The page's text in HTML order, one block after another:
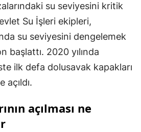
su seviyesini kritik
Su İşleri ekipleri,
su seviyesini dengelemek
başlattı. 2020 yılında
ilk defa dolusavak kapakları
açılması ne